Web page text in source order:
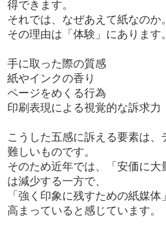
得できます。
それでは、なぜあえて紙なのか。
その理由は「体験」にあります。
手に取った際の質感
紙やインクの香り
ページをめくる行為
印刷表現による視覚的な訴求力
こうした五感に訴える要素は、
難しいものです。
そのため近年では、「安価に大
は減少する一方で、
「強く印象に残すための紙媒
高まっていると感じています。